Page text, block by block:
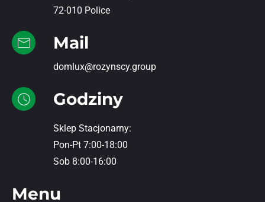
72-010 Police
Mail
domlux@rozynscy.group
Godziny
Sklep Stacjonarny:
Pon-Pt 7:00-18:00
Sob 8:00-16:00
Menu